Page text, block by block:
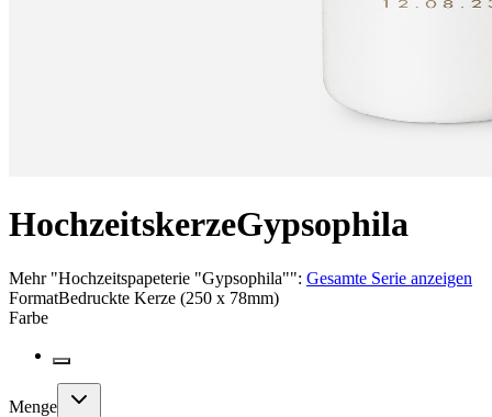
HochzeitskerzeGypsophila
Mehr"Hochzeitspapeterie "Gypsophila"": Gesamte Serie anzeigen
FormatBedruckte Kerze (250 x 78mm)
Farbe
Menge